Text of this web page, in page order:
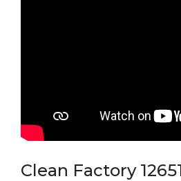
Clean Factory